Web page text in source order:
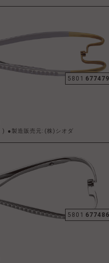
5801
) ●製造販売元:(株)シオダ
5801